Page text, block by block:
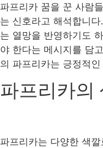
파프리카 꿈을 꾼 사람
는 신호라고 해석합니
는 열망을 반영하기도
야 한다는 메시지를 담
의 파프리카는 긍정적
파프리카의
파프리카는 다양한 색